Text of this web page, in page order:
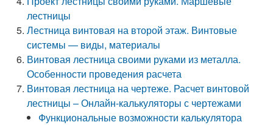
лестницы
Лестница винтовая на второй этаж. Винтовые
системы — виды, материалы
Винтовая лестница своими руками из металла.
Особенности проведения расчета
Винтовая лестница на чертеже. Расчет винтовой
лестницы – Онлайн-калькуляторы с чертежами
Функциональные возможности калькулятора